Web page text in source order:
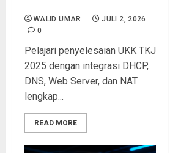
WALID UMAR
JULI 2, 2026
0
Pelajari penyelesaian UKK TKJ
2025 dengan integrasi DHCP,
DNS, Web Server, dan NAT
lengkap...
READ MORE